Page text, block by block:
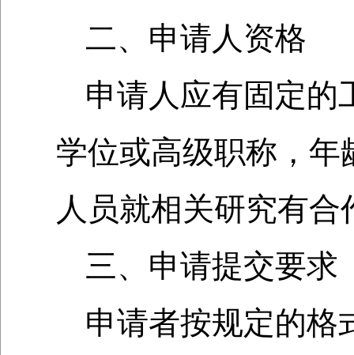
二、申请人资格
申请人应有固定的
学位或高级职称，
人员就相关研究有
三、申请提交要求
申请者按规定的格